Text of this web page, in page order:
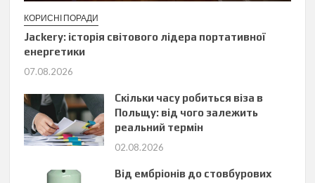
КОРИСНІ ПОРАДИ
Jackery: історія світового лідера портативної
енергетики
07.08.2026
Скільки часу робиться віза в
Польщу: від чого залежить
реальний термін
02.08.2026
Від ембріонів до стовбурових